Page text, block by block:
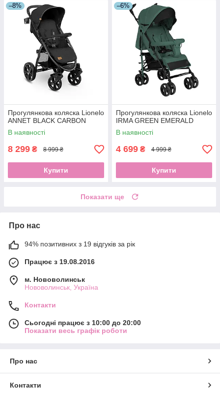
–8%
Прогулянкова коляска Lionelo
ANNET BLACK CARBON
В наявності
8 299 ₴ 8 999 ₴
Купити
–6%
Прогулянкова коляска Lionelo
IRMA GREEN EMERALD
В наявності
4 699 ₴ 4 999 ₴
Купити
Показати ще
Про нас
94% позитивних з 19 відгуків за рік
Працює з 19.08.2016
м. Нововолинськ
Нововолинськ, Україна
Контакти
Сьогодні працює з 10:00 до 20:00
Показати весь графік роботи
Про нас
Контакти